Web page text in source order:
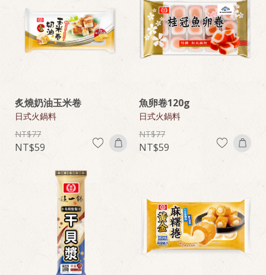
炙燒奶油玉米卷
日式火鍋料
77
59
魚卵卷120g
日式火鍋料
77
59